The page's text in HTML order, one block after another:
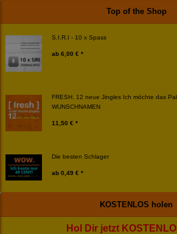
Top of the Shop
S.I.R.I - 10 x Spass
ab 6,00 € *
FRESH. 12 neue Jingles Ich möchte das
WUNSCHNAMEN
11,50 € *
Die besten Schlager
ab 0,49 € *
KOSTENLOS holen
Hol Dir jetzt